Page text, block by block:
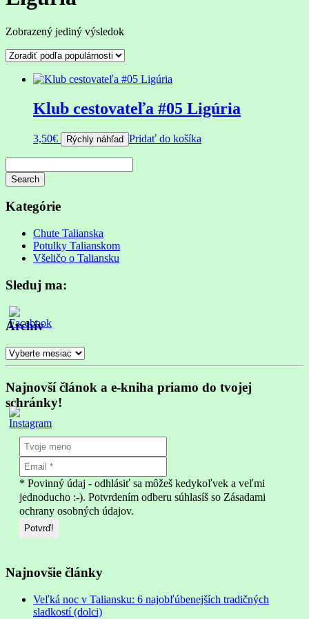
Zobrazený jediný výsledok
Klub cestovateľa #05 Ligúria
3,50€ Rýchly náhľad Pridať do košíka
Search
is
progress
Kategórie
Chute Talianska
Potulky Talianskom
Všeličo o Taliansku
Sleduj ma:
Archív
Archív
Najnovší článok a e-kniha priamo do tvojej
schránky!
* Povinný údaj - odhlásiť sa môžeš kedykoľvek a veľmi
jednoducho :-). Potvrdením odberu súhlasíš so Zásadami
ochrany osobných údajov.
Najnovšie články
Veľká noc v Taliansku: 6 najobľúbenejších tradičných
sladkostí (dolci)